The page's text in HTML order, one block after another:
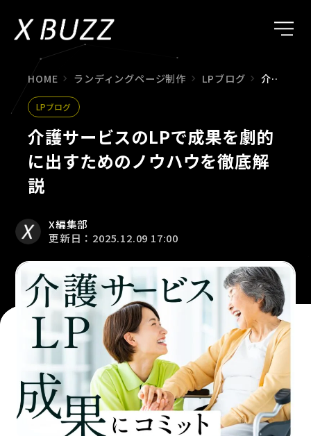
HOME ランディングページ制作 LPブログ 介護サービスのLPで成果を劇的に出すためのノウハウを徹底解説
LPブログ
介護サービスのLPで成果を劇的
に出すためのノウハウを徹底解
説
X編集部
更新日：2025.12.09 17:00